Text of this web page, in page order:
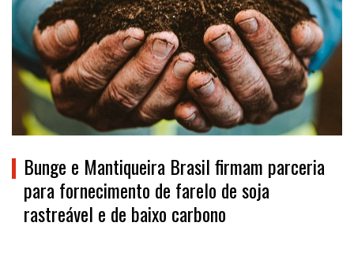
Bunge e Mantiqueira Brasil firmam parceria
para fornecimento de farelo de soja
rastreável e de baixo carbono